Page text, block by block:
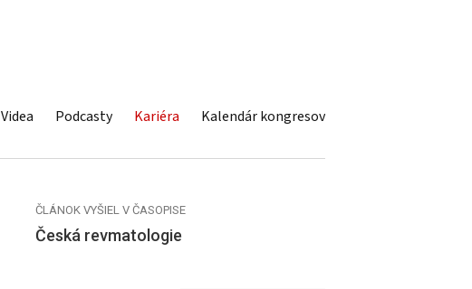
Videa Podcasty Kariéra Kalendár kongresov
ČLÁNOK VYŠIEL V ČASOPISE
Česká revmatologie